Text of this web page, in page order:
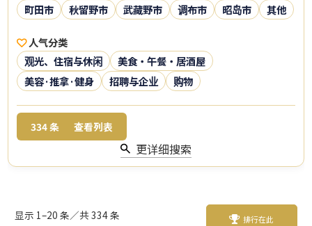
町田市
秋留野市 武藏野市 调布市 昭岛市 其他
人气分类
观光、住宿与休闲
美食・午餐・居酒屋
美容·推拿·健身
招聘与企业 购物
334条查看列表
更详细搜索
显示 1–20 条／共 334 条 排行在此